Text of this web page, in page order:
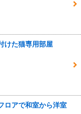
けた猫専用部屋
ロアで和室から洋室